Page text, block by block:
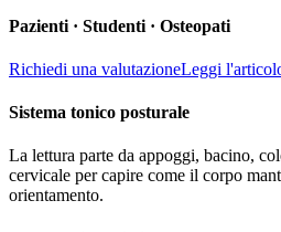
Pazienti · Studenti · Osteopati
Richiedi una valutazioneLeggi
Sistema tonico posturale
La lettura parte da appoggi, bacino,
cervicale per capire come il corpo
orientamento.